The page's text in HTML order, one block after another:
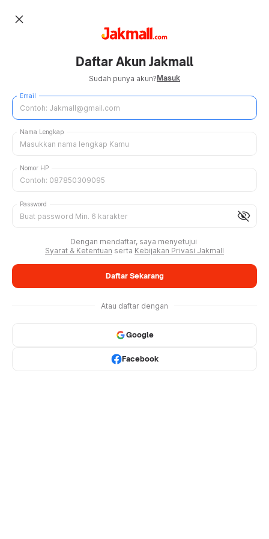
close
Daftar Akun Jakmall
Sudah punya akun?Masuk
Email
Nama Lengkap
Nomor HP
visibility_off
Password
Dengan mendaftar, saya menyetujui
Syarat & Ketentuan serta Kebijakan Privasi Jakmall
Daftar Sekarang
Atau daftar dengan
Google
Facebook